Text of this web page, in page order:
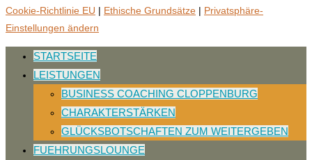
Cookie-Richtlinie EU | Ethische Grundsätze | Privatsphäre-
Einstellungen ändern
STARTSEITE
LEISTUNGEN
BUSINESS COACHING CLOPPENBURG
CHARAKTERSTÄRKEN
GLÜCKSBOTSCHAFTEN ZUM WEITERGEBEN
FUEHRUNGSLOUNGE